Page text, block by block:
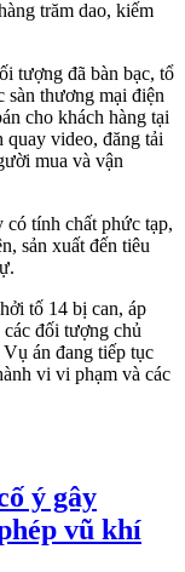
trăm dao, kiếm
tượng đã bàn bạc, tổ
sàn thương mại điện
cho khách hàng tại
quay video, đăng tải
mua và vận
có tính chất phức tạp,
sản xuất đến tiêu
tố 14 bị can, áp
đối tượng chủ
án đang tiếp tục
vi vi phạm và các
ý gây
vũ khí